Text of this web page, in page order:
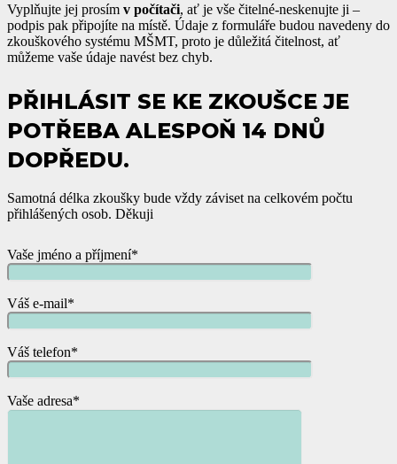
Vyplňujte jej prosím v počítači, ať je vše čitelné-neskenujte ji –
podpis pak připojíte na místě. Údaje z formuláře budou navedeny do
zkouškového systému MŠMT, proto je důležitá čitelnost, ať
můžeme vaše údaje navést bez chyb.
PŘIHLÁSIT SE KE ZKOUŠCE JE
POTŘEBA ALESPOŇ 14 DNŮ
DOPŘEDU.
Samotná délka zkoušky bude vždy záviset na celkovém počtu
přihlášených osob. Děkuji
Vaše jméno a příjmení*
Váš e-mail*
Váš telefon*
Vaše adresa*